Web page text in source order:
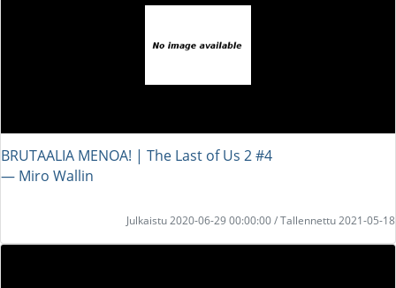
BRUTAALIA MENOA! | The Last of Us 2 #4
― Miro Wallin
Julkaistu 2020-06-29 00:00:00 / Tallennettu 2021-05-18